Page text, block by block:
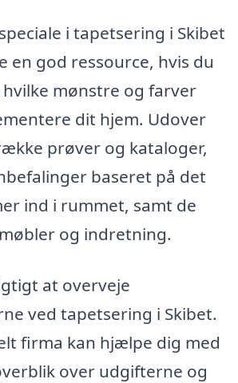
i tapetsering i Skibet
en god ressource, hvis du
mønstre og farver
dit hjem. Udover
prøver og kataloger,
baseret på det
ind i rummet, samt de
og indretning.
at overveje
ved tapetsering i Skibet.
firma kan hjælpe dig med
over udgifterne og